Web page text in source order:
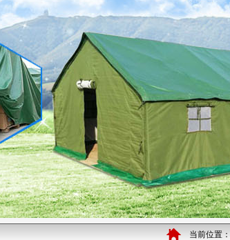
当前位置：